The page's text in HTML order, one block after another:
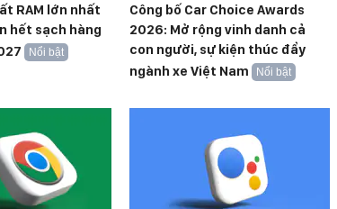
RAM lớn nhất
hết sạch hàng
Nổi bật
Công bố Car Choice Awards
2026: Mở rộng vinh danh cả
con người, sự kiện thúc đẩy
ngành xe Việt Nam
Nổi bật